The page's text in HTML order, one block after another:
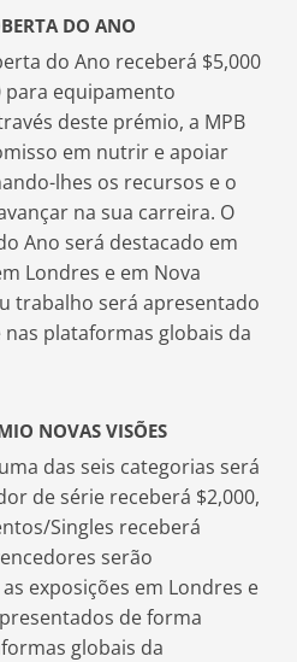
DO ANO
do Ano receberá $5,000
para equipamento
deste prémio, a MPB
em nutrir e apoiar
lhes os recursos e o
na sua carreira. O
Ano será destacado em
Londres e em Nova
trabalho será apresentado
plataformas globais da
NOVAS VISÕES
das seis categorias será
de série receberá $2,000,
Singles receberá
serão
exposições em Londres e
de forma
globais da